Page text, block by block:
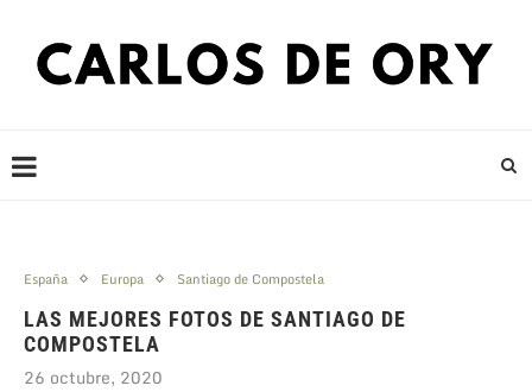
España Europa Santiago de Compostela
LAS MEJORES FOTOS DE SANTIAGO DE
COMPOSTELA
26 octubre, 2020